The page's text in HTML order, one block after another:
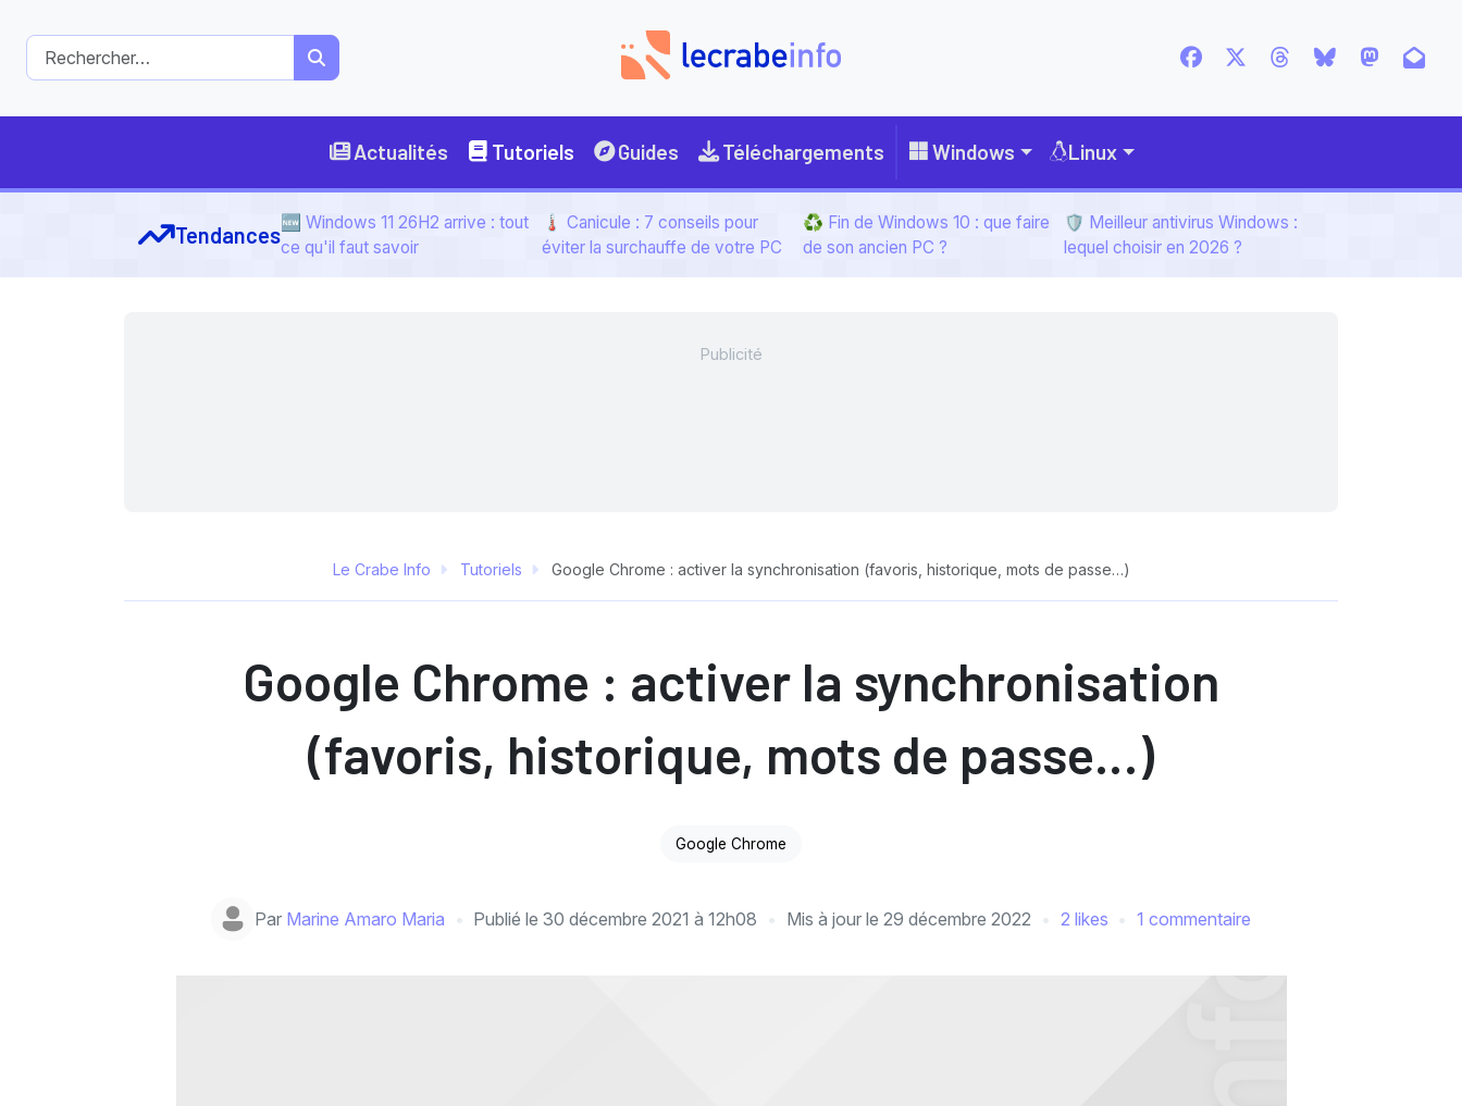
Actualités Tutoriels Guides Téléchargements Windows Linux
Tendances🆕 Windows 11 26H2 arrive : tout
ce qu'il faut savoir
🌡️ Canicule : 7 conseils pour
éviter la surchauffe de votre PC
♻️ Fin de Windows 10 : que faire
de son ancien PC ?
🛡️ Meilleur antivirus Windows :
lequel choisir en 2026 ?
Le Crabe Info Tutoriels Google Chrome : activer la synchronisation (favoris, historique, mots de passe…)
Google Chrome : activer la synchronisation
(favoris, historique, mots de passe…)
Google Chrome
Par Marine Amaro Maria Publié le30 décembre 2021 à 12h08 Mis à jour le 29 décembre 2022 2 likes 1 commentaire